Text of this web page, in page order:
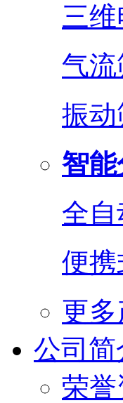
三
气流
振
智
全
便
更
公司简
荣